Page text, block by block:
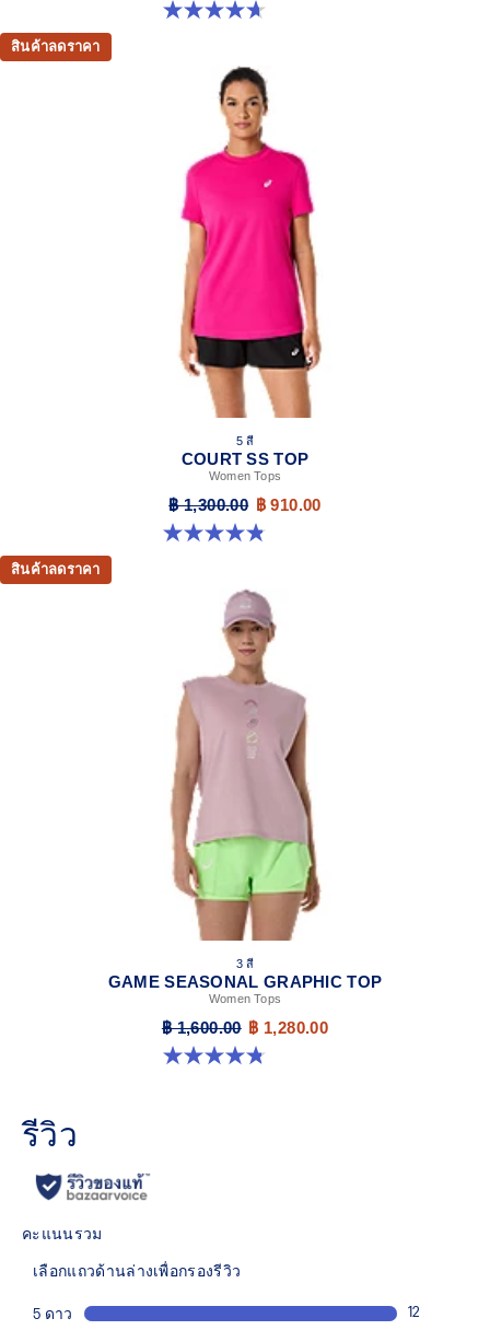
4.7 จาก 5 ดาว 6 รีวิว
สินค้าลดราคา
5 สี
COURT SS TOP
Women Tops
฿ 1,300.00 ฿ 910.00
4.8 จาก 5 ดาว 55 รีวิว
สินค้าลดราคา
3 สี
GAME SEASONAL GRAPHIC TOP
Women Tops
฿ 1,600.00 ฿ 1,280.00
4.8 จาก 5 ดาว 9 รีวิว